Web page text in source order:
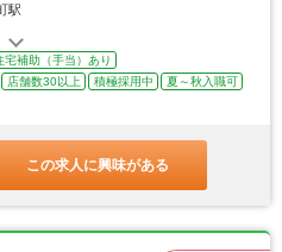
駅
宅補助（手当）あり
店舗数30以上 積極採用中
夏～秋入職可
この求人に興味がある